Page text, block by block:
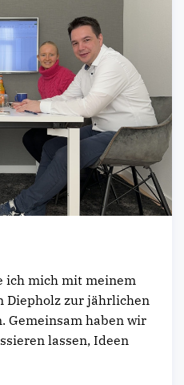
ich mich mit meinem
Diepholz zur jährlichen
Gemeinsam haben wir
lassen, Ideen